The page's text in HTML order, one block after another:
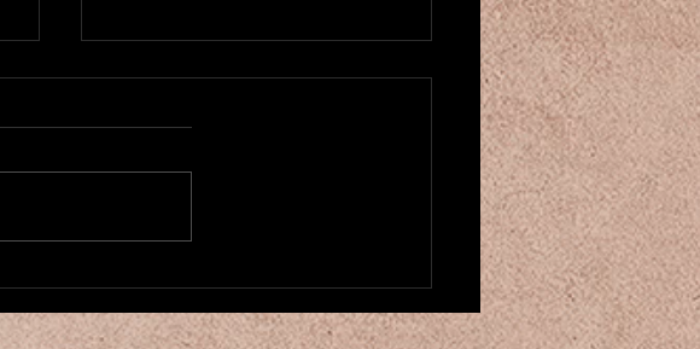
Nouveau créneau pour cours de danse
orientale! ベリーダンスクラスが
こんにちは！もう2025年も残り
た！ 月曜の20時からと土曜の16
時半からです。 もしお時間があ
ればお越しください♪ 現在6月の